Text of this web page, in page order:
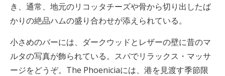
き、通常、地元のリコッタチーズや骨から切り出したば
かりの絶品ハムの盛り合わせが添えられている。
小さめのバーには、ダークウッドとレザーの壁に昔のマ
ルタの写真が飾られている。スパでリラックス・マッサ
ージをどうぞ。The Phoeniciaには、港を見渡す季節限